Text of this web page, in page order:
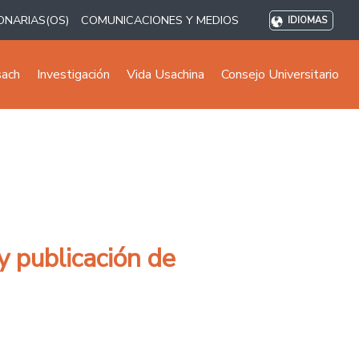
COMUNICACIONES Y MEDIOS IDIOMAS
Investigación Vida Usachina Consejo Universitario
publicación de